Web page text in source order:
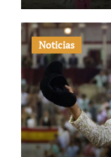
Noticias